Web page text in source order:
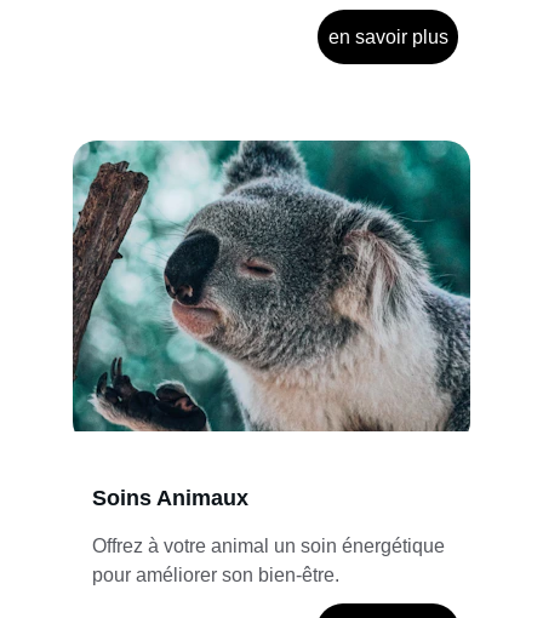
Offrez à votre animal un soin énergétique
pour améliorer son bien-être.
Soins Animaux
en savoir plus